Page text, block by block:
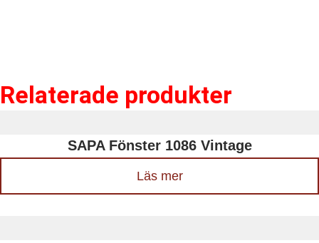
Relaterade produkter
SAPA Fönster 1086 Vintage
Läs mer